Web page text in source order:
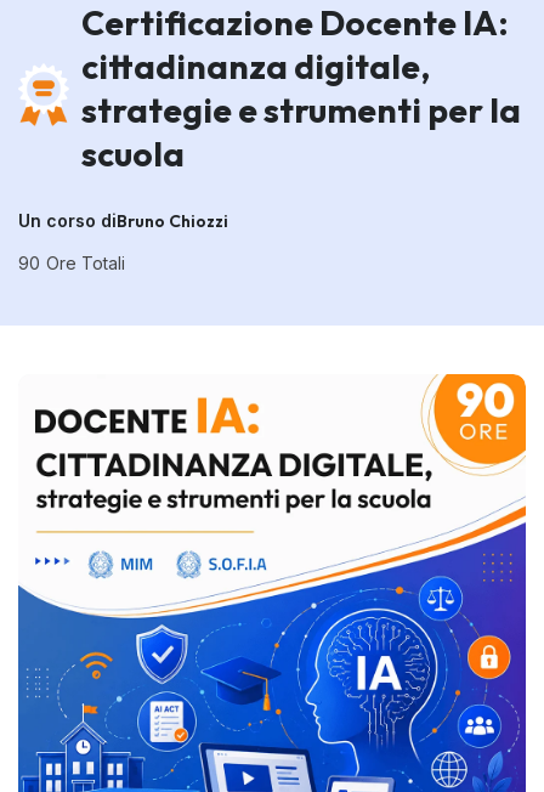
Certificazione Docente IA:
cittadinanza digitale,
strategie e strumenti per la
scuola
Un corso diBruno Chiozzi
90 Ore Totali